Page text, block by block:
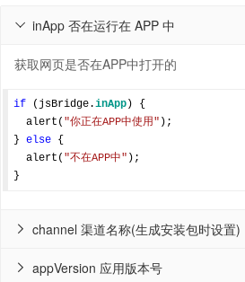
inApp 否在运行在 APP 中

获取网页是否在APP中打开的
if (jsBridge.inApp ) {
  alert(
"你正在APP中使用" );
} else {
  alert(
"不在APP中" );
channel 渠道名称(生成安装包时设置)

appVersion 应用版本号
